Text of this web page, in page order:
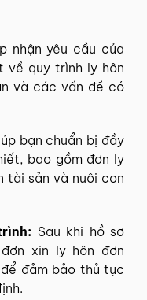
nhận yêu cầu của
về quy trình ly hôn
và các vấn đề có
bạn chuẩn bị đầy
bao gồm đơn ly
tài sản và nuôi con
Sau khi hồ sơ
xin ly hôn đơn
đảm bảo thủ tục